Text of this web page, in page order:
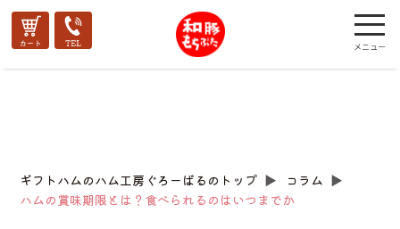
ギフトハムのハム工房ぐろーばるのトップ▶︎ コラム ▶︎
ハムの賞味期限とは？食べられるのはいつまでか